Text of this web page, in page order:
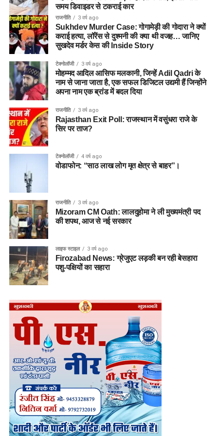
समय डिवाइडर से टकराई कार
राजनीति 3 वर्ष ago
Sukhdev Murder Case: गोगामेड़ी की गोदारा ने क्यों
कराई हत्या, लॉरेंस से दुश्मनी की क्या थी वजह… जानिए
सुखदेव मर्डर केस की Inside Story
टेक्नोलॉजी 3 वर्ष ago
मोहम्मद आदिल आसिफ मलकानी, जिन्हें Adil Qadri के
नाम से जाना जाता है, एक सफल डिजिटल उद्यमी हैं जिन्होंने
अपना नाम एक ब्रांड में बदल दिया
राजनीति 3 वर्ष ago
Rajasthan Exit Poll: राजस्थान में वसुंधरा राजे के
सिर पर ताज?
टेक्नोलॉजी 4 वर्ष ago
वोडाफोन: “साठ लाख लोग मृत क्षेत्र से बाहर”।
राजनीति 3 वर्ष ago
Mizoram CM Oath: लालदुहोमा ने ली मुख्यमंत्री पद
की शपथ, आज से नई सरकार
लाइफ स्टाइल 3 वर्ष ago
Firozabad News: ग्रेजुएट लड़की बन रही बेसहारा
पशु-पक्षियों का सहारा